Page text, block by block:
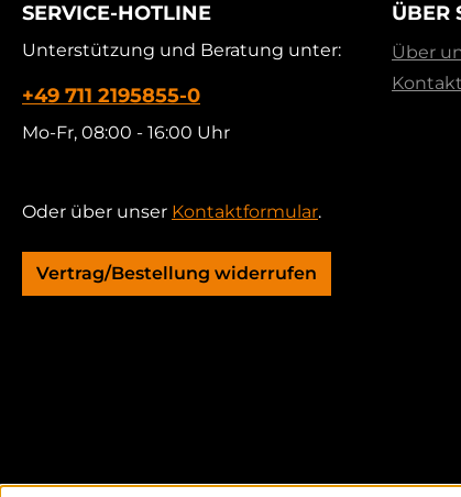
SERVICE-HOTLINE
Unterstützung und Beratung unter:
+49 711 2195855-0
Mo-Fr, 08:00 - 16:00 Uhr
Oder über unser Kontaktformular.
Vertrag/Bestellung widerrufen
ÜBER
Über
Kontakt